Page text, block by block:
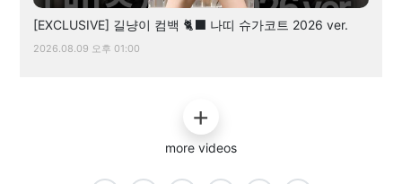
[EXCLUSIVE] 길냥이 컴백 🐈‍⬛ 나띠 슈가코트 2026 ver.
2026.08.09 오후 01:00
more videos